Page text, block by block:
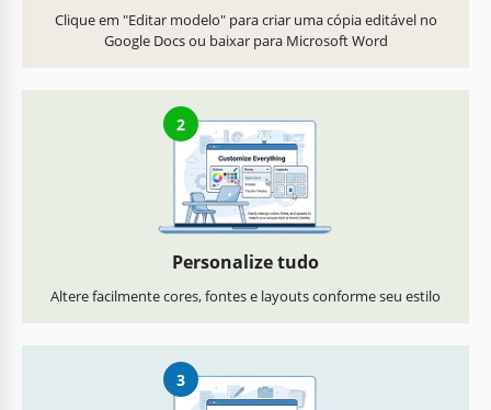
Clique em "Editar modelo" para criar uma cópia editável no
Google Docs ou baixar para Microsoft Word
2
Personalize tudo
Altere facilmente cores, fontes e layouts conforme seu estilo
3